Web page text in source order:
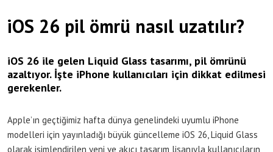
iOS 26 pil ömrü nasıl uzatılır?
iOS 26 ile gelen Liquid Glass tasarımı, pil ömrünü
azaltıyor. İşte iPhone kullanıcıları için dikkat edilmesi
gerekenler.
Apple’ın geçtiğimiz hafta dünya genelindeki uyumlu iPhone
modelleri için yayınladığı büyük güncelleme iOS 26, Liquid Glass
olarak isimlendirilen yeni ve akıcı tasarım lisanıyla kullanıcıların